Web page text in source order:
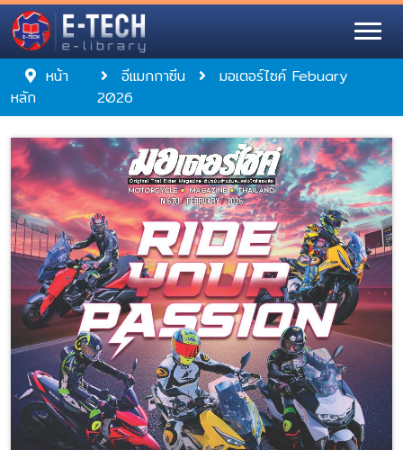
หน้า
หลัก
อีแมกกาซีน
มอเตอร์ไซค์ Febuary
2026